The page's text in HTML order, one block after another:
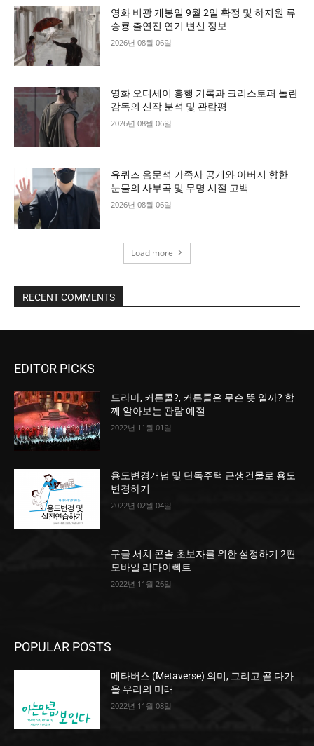
영화 비광 개봉일 9월 2일 확정 및 하지원 류
승룡 출연진 연기 변신 정보
2026년 08월 06일
영화 오디세이 흥행 기록과 크리스토퍼 놀란
감독의 신작 분석 및 관람평
2026년 08월 06일
유퀴즈 음문석 가족사 공개와 아버지 향한
눈물의 사부곡 및 무명 시절 고백
2026년 08월 06일
Load more
RECENT COMMENTS
EDITOR PICKS
드라마, 커튼콜?, 커튼콜은 무슨 뜻 일까? 함
께 알아보는 관람 예절
2022년 11월 01일
용도변경개념 및 단독주택 근생건물로 용도
변경하기
2022년 02월 04일
구글 서치 콘솔 초보자를 위한 설정하기 2편
모바일 리다이렉트
2022년 11월 26일
POPULAR POSTS
메타버스 (Metaverse) 의미, 그리고 곧 다가
올 우리의 미래
2022년 11월 08일